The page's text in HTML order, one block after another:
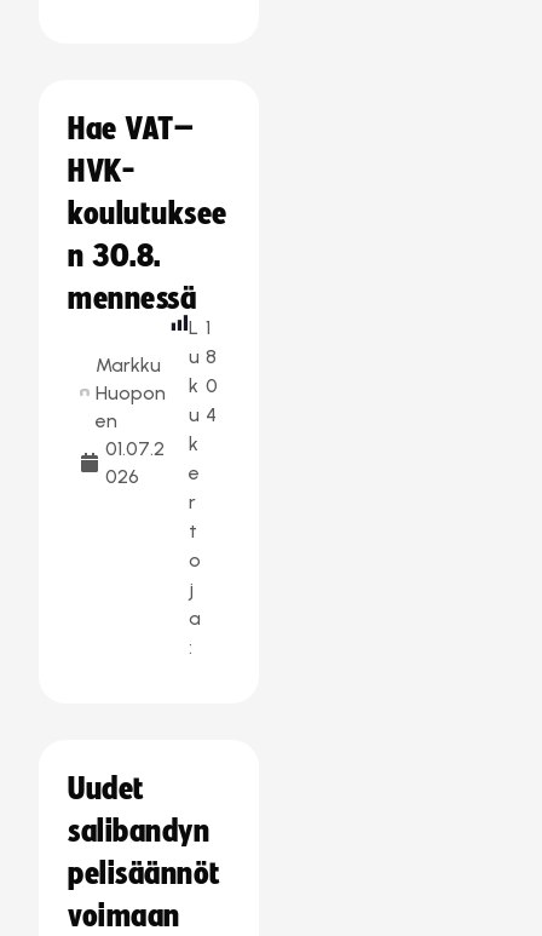
Hae VAT–
HVK-
koulutuksee
n 30.8.
mennessä
Markku
Huopon
en
01.07.2
026
L
u
k
u
k
e
r
t
o
j
a
:
1
8
0
4
Uudet
salibandyn
pelisäännöt
voimaan